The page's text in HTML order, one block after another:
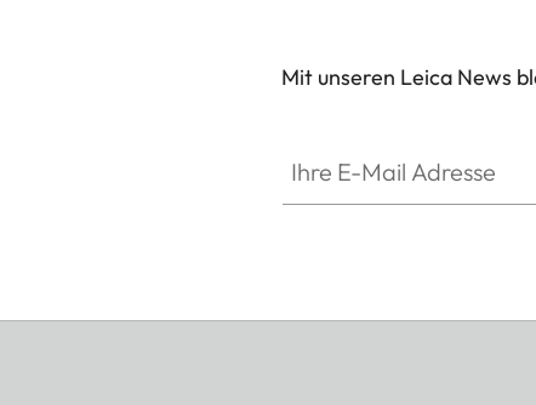
Mit unseren Leica News